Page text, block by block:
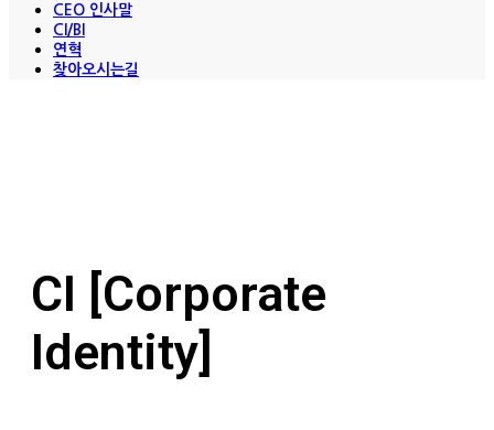
CEO 인사말
CI/BI
연혁
찾아오시는길
CI [Corporate
Identity]